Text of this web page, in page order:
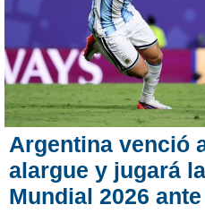
Argentina venció
alargue y jugará
Mundial 2026